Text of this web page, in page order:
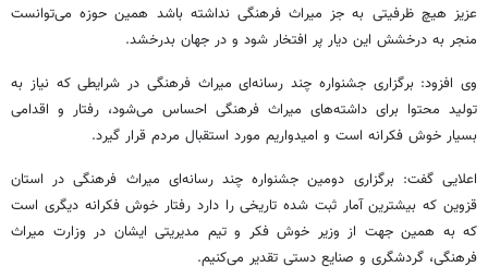
عزیز هیچ ظرفیتی به جز میراث فرهنگی نداشته باشد همین حوزه می‌توانست
منجر به درخشش این دیار پر افتخار شود و در جهان بدرخشد.
وی افزود: برگزاری جشنواره چند رسانه‌ای میراث فرهنگی در شرایطی که نیاز به
تولید محتوا برای داشته‌های میراث فرهنگی احساس می‌شود، رفتار و اقدامی
بسیار خوش فکرانه است و امیدواریم مورد استقبال مردم قرار گیرد.
اعلایی گفت: برگزاری دومین جشنواره چند رسانه‌ای میراث فرهنگی در استان
قزوین که بیشترین آمار ثبت شده تاریخی را دارد رفتار خوشفکرانه دیگری است
که به همین جهت از وزیر خوش فکر و تیم مدیریتی ایشان در وزارت میراث
فرهنگی، گردشگری و صنایع دستی تقدیر می‌کنیم.